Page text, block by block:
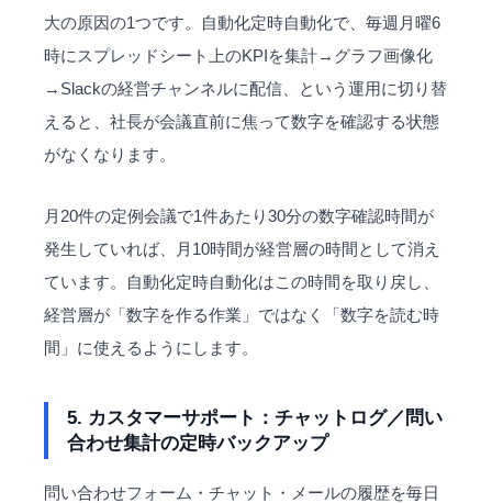
大の原因の1つです。自動化定時自動化で、毎週月曜6
時にスプレッドシート上のKPIを集計→グラフ画像化
→Slackの経営チャンネルに配信、という運用に切り替
えると、社長が会議直前に焦って数字を確認する状態
がなくなります。
月20件の定例会議で1件あたり30分の数字確認時間が
発生していれば、月10時間が経営層の時間として消え
ています。自動化定時自動化はこの時間を取り戻し、
経営層が「数字を作る作業」ではなく「数字を読む時
間」に使えるようにします。
5. カスタマーサポート：チャットログ／問い
合わせ集計の定時バックアップ
問い合わせフォーム・チャット・メールの履歴を毎日